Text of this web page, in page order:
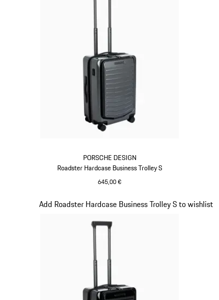
PORSCHE DESIGN
Roadster Hardcase Business Trolley S
645,00 €
Add Roadster Hardcase Business Trolley S to wishlist
Slide 15 von 20